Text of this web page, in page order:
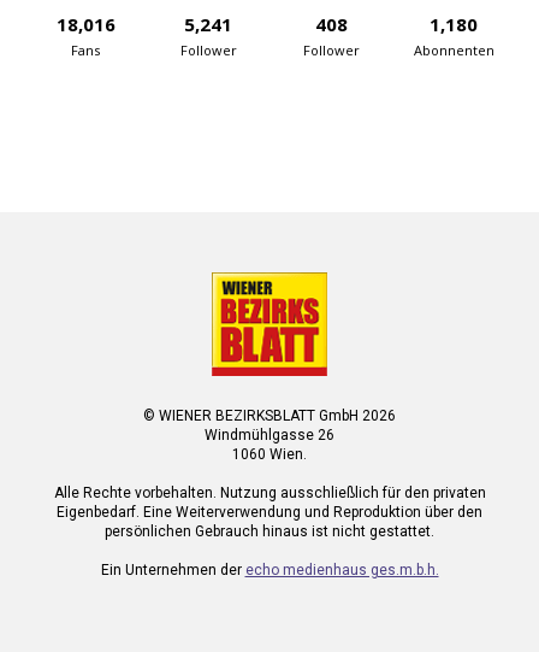
18,016
Fans
5,241
Follower
408
Follower
1,180
Abonnenten
© WIENER BEZIRKSBLATT GmbH 2026
Windmühlgasse 26
1060 Wien.
Alle Rechte vorbehalten. Nutzung ausschließlich für den privaten
Eigenbedarf. Eine Weiterverwendung und Reproduktion über den
persönlichen Gebrauch hinaus ist nicht gestattet.
Ein Unternehmen der echo medienhaus ges.m.b.h.